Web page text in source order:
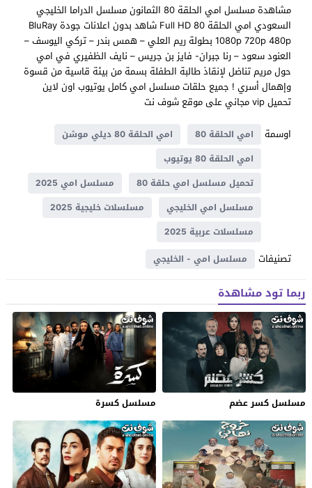
مشاهدة مسلسل امي الحلقة 80 الثمانون مسلسل الدراما الخليجي
السعودي امي الحلقة 80 Full HD شاهد بدون اعلانات جودة BluRay
1080p 720p 480p بطولة ريم العلي – همس بندر – تركي اليوسف –
العنود سعود – رنا جبران- فايز بن جريس – نايف الظفيري في امي
حول مريم تناضل لإنقاذ طالبة الطفلة بسمة من بيئة قاسية من قسوة
وإهمال أسري ! جميع حلقات مسلسل امي كامل يوتيوب اون لاين
تحميل vip مجاني على موقع شوف نت
اوسمة
امي الحلقة 80
امي الحلقة 80 ديلي موشن
امي الحلقة 80 يوتيوب
تحميل مسلسل امي حلقة 80
مسلسل امي 2025
مسلسل امي الخليجي
مسلسلات خليجية 2025
مسلسلات عربية 2025
تصنيفات مسلسل امي - الخليجي
ربما تود مشاهدة
مسلسل كسر عضم مسلسل كسرة